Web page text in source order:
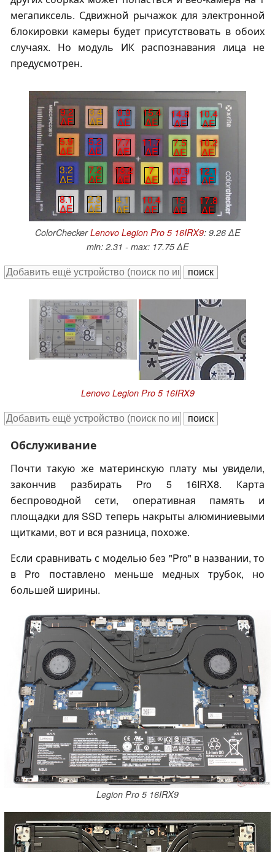
мегапиксель. Сдвижной рычажок для электронной
блокировки камеры будет присутствовать в обоих
случаях. Но модуль ИК распознавания лица не
предусмотрен.
9.2
∆E
3.4
∆E
9.9
∆E
15.4
∆E
14.8
∆E
10.4
∆E
5.9
∆E
5.2
∆E
7.7
∆E
11.7
∆E
7.5
∆E
10.2
∆E
3.2
∆E
7.2
∆E
13.2
∆E
7
∆E
10.9
∆E
12.1
∆E
8.1
∆E
2.3
∆E
4.1
∆E
10.4
∆E
15
∆E
17.8
∆E
ColorCheckerLenovo Legion Pro 5 16IRX9: 9.26 ∆E
min: 2.31 - max: 17.75 ∆E
Lenovo Legion Pro 5 16IRX9
Обслуживание
Почти такую же материнскую плату мы увидели,
закончив разбирать Pro 5 16IRX8. Карта
беспроводной сети, оперативная память и
площадки для SSD теперь накрыты алюминиевыми
щитками, вот и вся разница, похоже.
Если сравнивать с моделью без "Pro" в названии, то
в Pro поставлено меньше медных трубок, но
большей ширины.
Legion Pro 5 16IRX9